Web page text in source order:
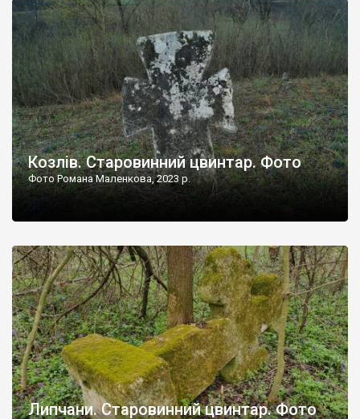
не видно, але видно дві стареньких колії у траві – […]
Козлів. Старовинний цвинтар. Фото
Фото Романа Маленкова, 2023 р.
Липчани. Старовинний цвинтар. Фото